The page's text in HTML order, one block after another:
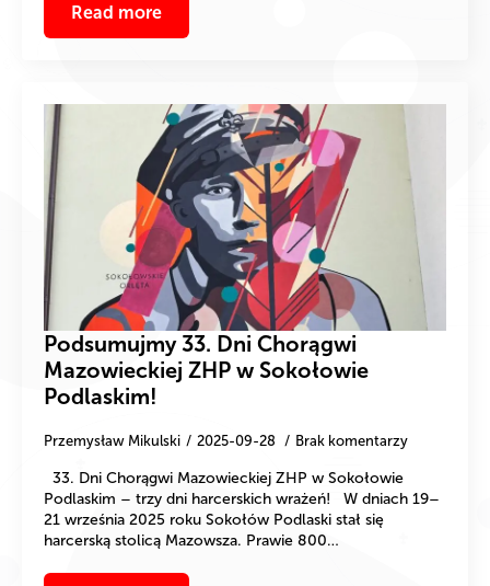
Read more
Podsumujmy 33. Dni Chorągwi
Mazowieckiej ZHP w Sokołowie
Podlaskim!
Przemysław Mikulski 2025-09-28 Brak komentarzy
33. Dni Chorągwi Mazowieckiej ZHP w Sokołowie
Podlaskim – trzy dni harcerskich wrażeń! W dniach 19–
21 września 2025 roku Sokołów Podlaski stał się
harcerską stolicą Mazowsza. Prawie 800…